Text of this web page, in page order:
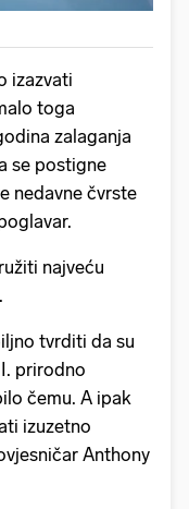
izazvati
toga
zalaganja
se postigne
nedavne čvrste
najveću
tvrditi da su
prirodno
čemu. A ipak
izuzetno
Anthony